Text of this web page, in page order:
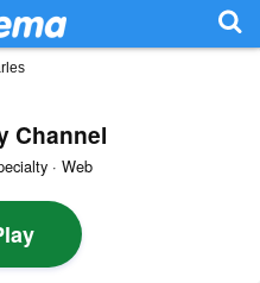
Channel
· Web